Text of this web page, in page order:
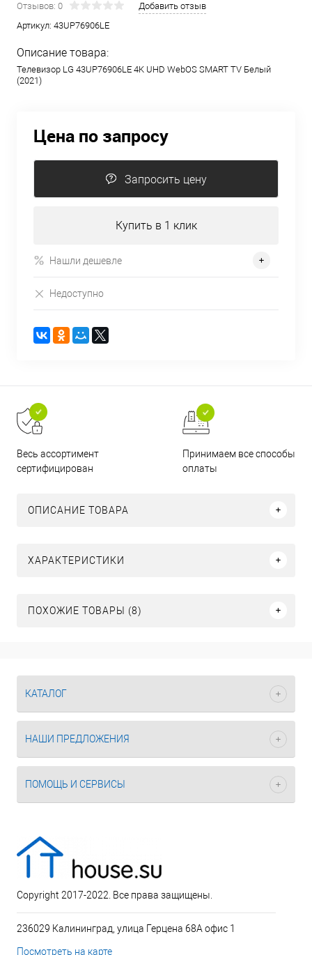
Отзывов: 0
Добавить отзыв
Артикул: 43UP76906LE
Описание товара:
Телевизор LG 43UP76906LE 4K UHD WebOS SMART TV Белый
(2021)
Цена по запросу
Запросить цену
Купить в 1 клик
Нашли дешевле
Недоступно
Весь ассортимент
сертифицирован
Принимаем все способы
оплаты
ОПИСАНИЕ ТОВАРА
ХАРАКТЕРИСТИКИ
ПОХОЖИЕ ТОВАРЫ (8)
КАТАЛОГ
НАШИ ПРЕДЛОЖЕНИЯ
ПОМОЩЬ И СЕРВИСЫ
Copyright 2017-2022. Все права защищены.
236029 Калининград, улица Герцена 68А офис 1
Посмотреть на карте